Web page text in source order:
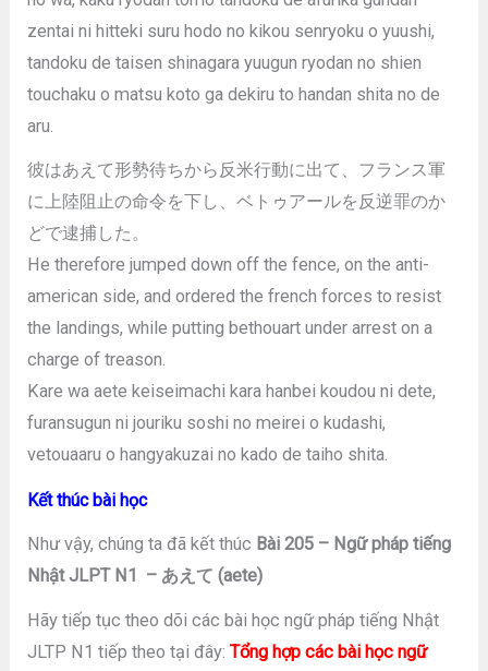
zentai ni hitteki suru hodo no kikou senryoku o yuushi,
tandoku de taisen shinagara yuugun ryodan no shien
touchaku o matsu koto ga dekiru to handan shita no de
aru.
彼はあえて形勢待ちから反米行動に出て、フランス軍
に上陸阻止の命令を下し、ベトゥアールを反逆罪のか
どで逮捕した。
He therefore jumped down off the fence, on the anti-
american side, and ordered the french forces to resist
the landings, while putting bethouart under arrest on a
charge of treason.
Kare wa aete keiseimachi kara hanbei koudou ni dete,
furansugun ni jouriku soshi no meirei o kudashi,
vetouaaru o hangyakuzai no kado de taiho shita.
Kết thúc bài học
Như vậy, chúng ta đã kết thúc Bài 205 – Ngữ pháp tiếng
Nhật JLPT N1 – あえて (aete)
Hãy tiếp tục theo dõi các bài học ngữ pháp tiếng Nhật
JLTP N1 tiếp theo tại đây:Tổng hợp các bài học ngữ